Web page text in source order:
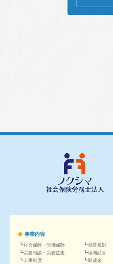
事業内容
社会保険・ 労働保険
労務相談・ 労務監査
人事制度
就業規則
給与計算
助成金